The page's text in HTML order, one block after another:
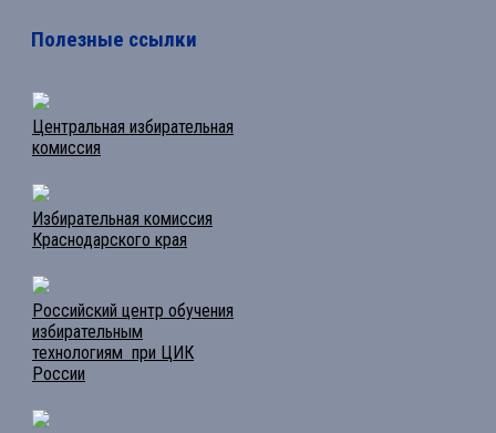
Полезные ссылки
Центральная избирательная
комиссия
Избирательная комиссия
Краснодарского края
Российский центр обучения
избирательным
технологиям при ЦИК
России